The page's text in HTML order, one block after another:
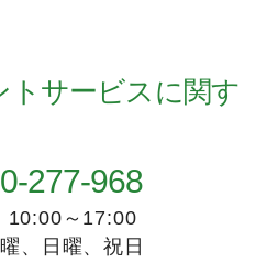
トサービスに関す
277-968
10:00～17:00
、日曜、祝日